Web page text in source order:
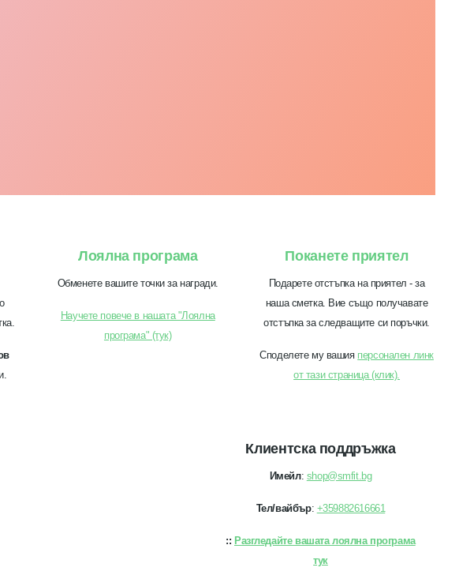
Лоялна програма
Обменете вашите точки за награди.
Научете повече в нашата "Лоялна
програма" (тук)
Поканете приятел
Подарете отстъпка на приятел - за
наша сметка. Вие също получавате
отстъпка за следващите си поръчки.
Споделете му вашия персонален линк
от тази страница (клик).
Клиентска поддръжка
Имейл: shop@smfit.bg
Тел/вайбър: +359882616661
:: Разгледайте вашата лоялна програма
тук